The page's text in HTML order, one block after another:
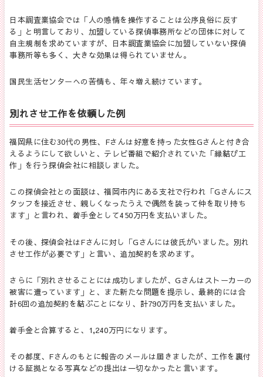
日本調査業協会では「人の感情を操作することは公序良俗に反す
る」と明言しており、加盟している探偵事務所などの団体に対して
自主規制を求めていますが、日本調査業協会に加盟していない探偵
事務所等も多く、大きな効果は得られていません。
国民生活センターへの苦情も、年々増え続けています。
別れさせ工作を依頼した例
福岡県に住む30代の男性、Fさんは好意を持った女性Gさんと付き合
えるようにして欲しいと、テレビ番組で紹介されていた「縁結び工
作」を行う探偵会社に相談しました。
この探偵会社との面談は、福岡市内にある支社で行われ「Gさんにス
タッフを接近させ、親しくなったうえで偶然を装って仲を取り持ち
ます」と言われ、着手金として450万円を支払いました。
その後、探偵会社はFさんに対し「Gさんには彼氏がいました。別れ
させ工作が必要です」と言い、追加契約を求めます。
さらに「別れさせることには成功しましたが、Gさんはストーカーの
被害に遭っています」と、また新たな問題を提示し、最終的には合
計6回の追加契約を結ぶことになり、計790万円を支払いました。
着手金と合算すると、1,240万円になります。
その都度、Fさんのもとに報告のメールは届きましたが、工作を裏付
ける証拠となる写真などの提出は一切なかったと言います。